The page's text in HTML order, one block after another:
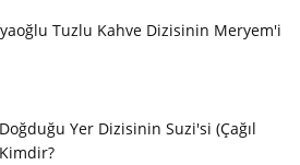
Tuzlu Kahve Dizisinin Meryem'i
Yer Dizisinin Suzi'si (Çağıl